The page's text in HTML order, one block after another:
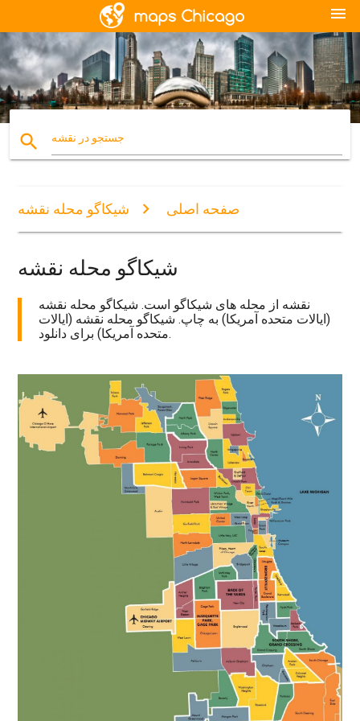
menu
search جستجو در نقشه
صفحه اصلی شیکاگو محله نقشه
شیکاگو محله نقشه
نقشه از محله های شیکاگو است. شیکاگو محله نقشه
(ایالات متحده آمریکا) به چاپ. شیکاگو محله نقشه (ایالات
متحده آمریکا) برای دانلود.